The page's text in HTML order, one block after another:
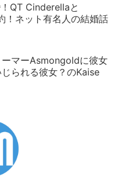
QT Cinderellaと
！ネット有名人の結婚話
マーAsmongoldに彼女
られる彼女？のKaise